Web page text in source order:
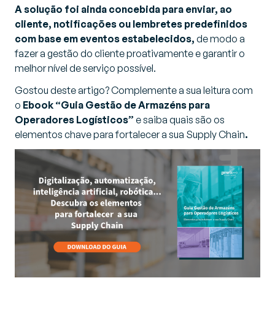
A solução foi ainda concebida para enviar, ao
cliente, notificações ou lembretes predefinidos
com base em eventos estabelecidos, de modo a
fazer a gestão do cliente proativamente e garantir o
melhor nível de serviço possível.
Gostou deste artigo? Complemente a sua leitura com
o Ebook “Guia Gestão de Armazéns para
Operadores Logísticos” e saiba quais são os
elementos chave para fortalecer a sua Supply Chain.